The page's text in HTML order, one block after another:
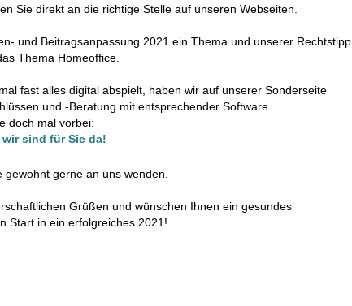
Sie direkt an die richtige Stelle auf unseren Webseiten.
und Beitragsanpassung 2021 ein Thema und unserer Rechtstipp
Thema Homeoffice.
fast alles digital abspielt, haben wir auf unserer Sonderseite
und -Beratung mit entsprechender Software
doch mal vorbei:
sind für Sie da!
gerne an uns wenden.
Grüßen und wünschen Ihnen ein gesundes
Start in ein erfolgreiches 2021!